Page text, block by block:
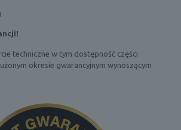
techniczne w tym dostępność części
okresie gwarancyjnym wynoszącym